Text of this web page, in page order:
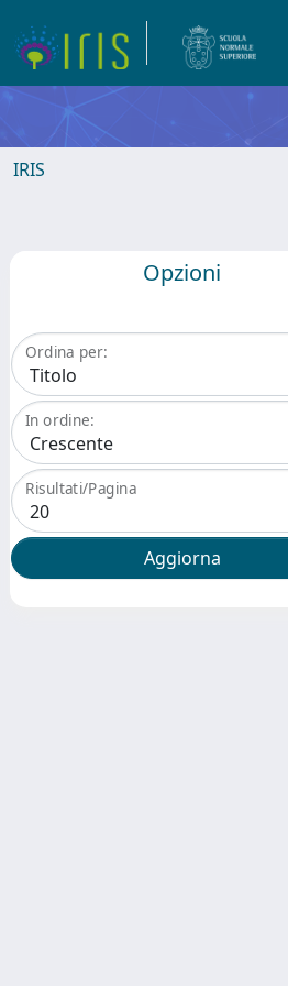
IRIS
Opzioni
Ordina per:
In ordine:
Risultati/Pagina